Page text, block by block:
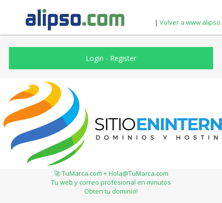
| Volver a
Login - Register
🚀 TuMarca.com + Hola@TuMarca.com
Tu web y correo profesional en minutos
Obten tu dominio!